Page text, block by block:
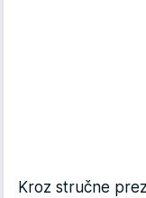
Kroz stručne